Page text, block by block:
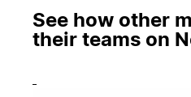
See how other
their teams on